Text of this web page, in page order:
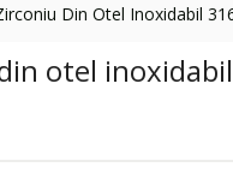
Din Otel Inoxidabil
otel